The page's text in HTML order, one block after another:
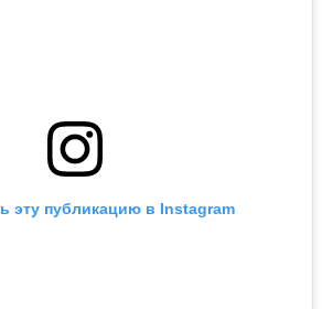
эту публикацию в Instagram